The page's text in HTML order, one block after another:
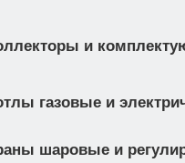
и
газовые и
шаровые и